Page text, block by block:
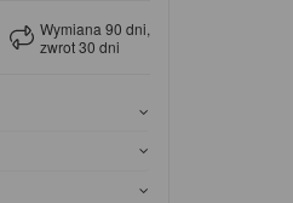
Wymiana 90 dni,
zwrot 30 dni